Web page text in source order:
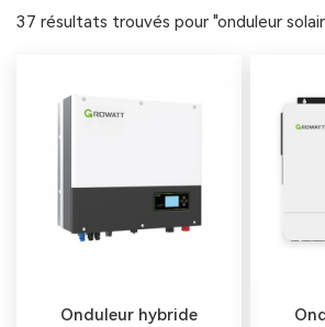
37 résultats trouvés pour "onduleur
Onduleur hybride